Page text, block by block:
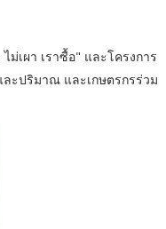
เผา เราซื้อ" และโครงการ
ะปริมาณ และเกษตรกรร่วม